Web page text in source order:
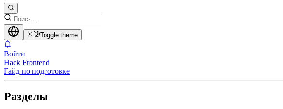
Toggle theme
Войти
Hack Frontend
Гайд по подготовке
Разделы